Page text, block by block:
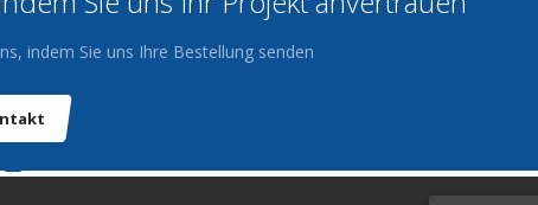
indem Sie uns Ihre Bestellung senden